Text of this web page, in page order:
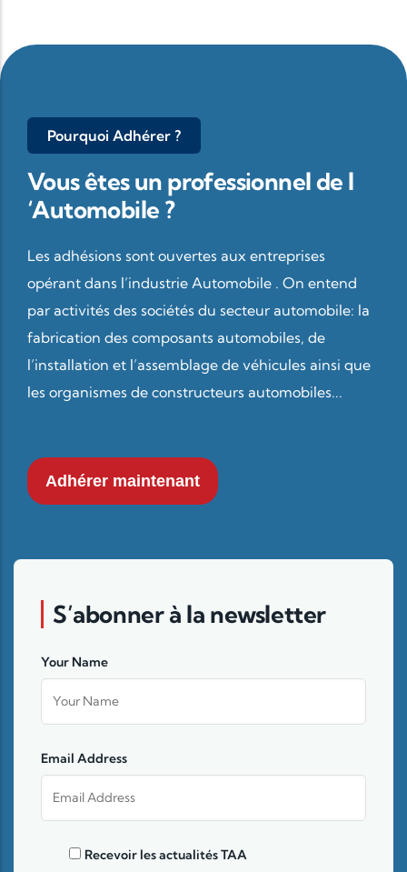
Pourquoi Adhérer ?
Vous êtes un professionnel de l
‘Automobile ?
Les adhésions sont ouvertes aux entreprises
opérant dans l’industrie Automobile . On entend
par activités des sociétés du secteur automobile: la
fabrication des composants automobiles, de
l’installation et l’assemblage de véhicules ainsi que
les organismes de constructeurs automobiles...
Adhérer maintenant
S’abonner à la newsletter
Your Name
Email Address
Recevoir les actualités TAA